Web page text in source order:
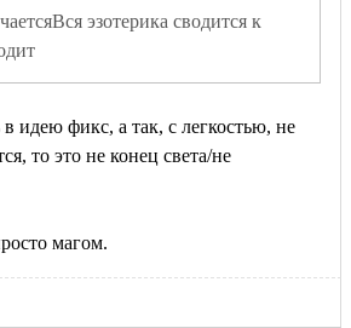
эзотерика сводится к
идею фикс, а так, с легкостью, не
то это не конец света/не
магом.